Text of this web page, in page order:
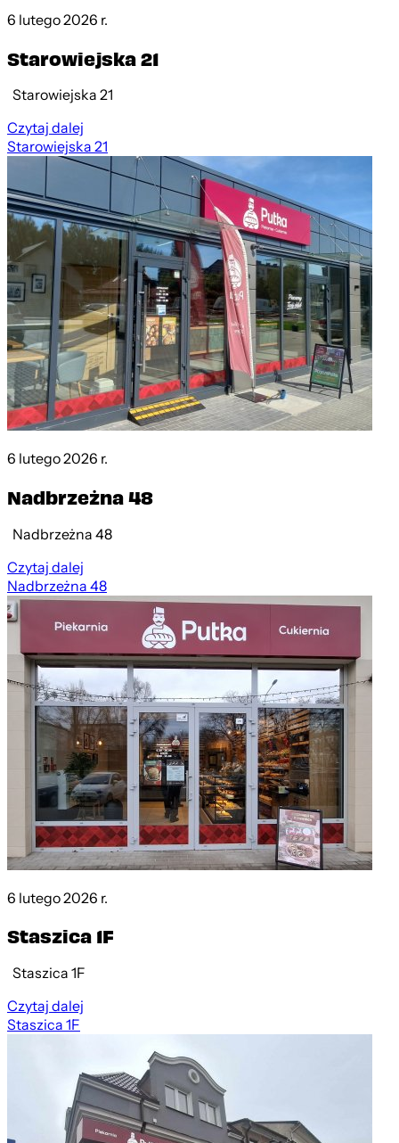
6 lutego 2026 r.
Starowiejska 21
Starowiejska 21
Czytaj dalej
Starowiejska 21
6 lutego 2026 r.
Nadbrzeżna 48
Nadbrzeżna 48
Czytaj dalej
Nadbrzeżna 48
6 lutego 2026 r.
Staszica 1F
Staszica 1F
Czytaj dalej
Staszica 1F